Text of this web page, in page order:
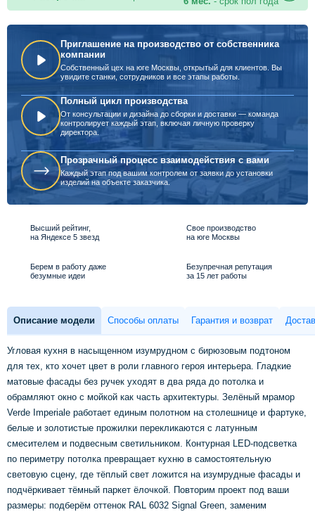
Приглашение на производство от собственника
компании
Собственный цех на юге Москвы, открытый для клиентов. Вы
увидите станки, сотрудников и все этапы работы.
Полный цикл производства
От консультации и дизайна до сборки и доставки — команда
контролирует каждый этап, включая личную проверку
директора.
Прозрачный процесс взаимодействия с вами
Каждый этап под вашим контролем от заявки до установки
изделий на объекте заказчика.
Высший рейтинг,
на Яндексе 5 звезд
Свое производство
на юге Москвы
Берем в работу даже
безумные идеи
Безупречная репутация
за 15 лет работы
Описание модели Способы оплаты Гарантия и возврат
Угловая кухня в насыщенном изумрудном с бирюзовым подтоном
для тех, кто хочет цвет в роли главного героя интерьера. Гладкие
матовые фасады без ручек уходят в два ряда до потолка и
обрамляют окно с мойкой как часть архитектуры. Зелёный мрамор
Verde Imperiale работает единым полотном на столешнице и фартуке,
белые и золотистые прожилки перекликаются с латунным
смесителем и подвесным светильником. Контурная LED-подсветка
по периметру потолка превращает кухню в самостоятельную
световую сцену, где тёплый свет ложится на изумрудные фасады и
подчёркивает тёмный паркет ёлочкой. Повторим проект под ваши
размеры: подберём оттенок RAL 6032 Signal Green, заменим